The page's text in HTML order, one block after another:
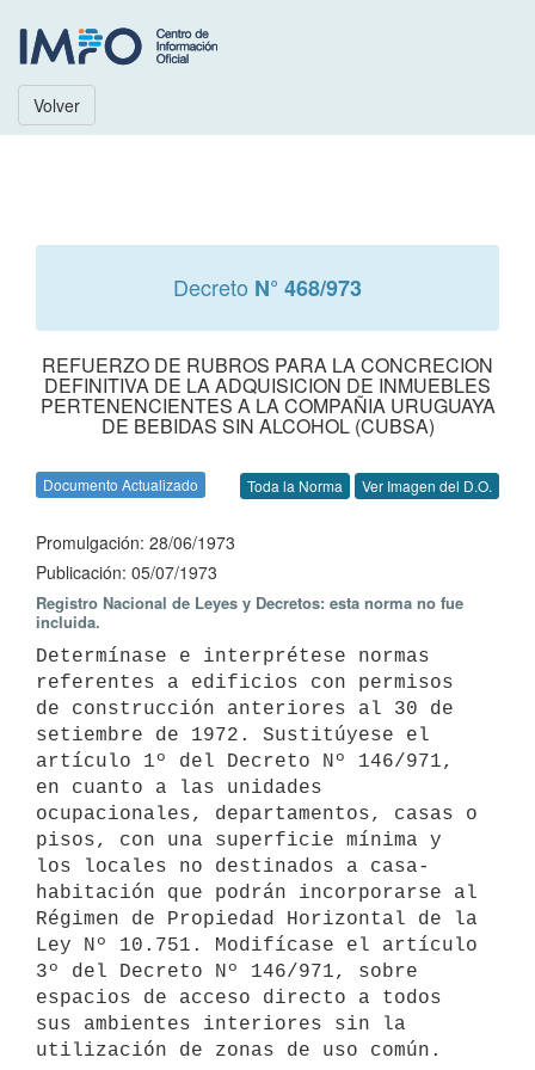
Volver
Decreto N° 468/973
REFUERZO DE RUBROS PARA LA CONCRECION
DEFINITIVA DE LA ADQUISICION DE INMUEBLES
PERTENENCIENTES A LA COMPAÑIA URUGUAYA
DE BEBIDAS SIN ALCOHOL (CUBSA)
Documento Actualizado Toda la Norma Ver Imagen del D.O.
Promulgación: 28/06/1973
Publicación: 05/07/1973
Registro Nacional de Leyes y Decretos: esta norma no fue
incluida.
Determínase e interprétese normas
referentes a edificios con permisos
de construcción anteriores al 30 de
setiembre de 1972. Sustitúyese el
artículo 1º del Decreto Nº 146/971,
en cuanto a las unidades
ocupacionales, departamentos, casas o
pisos, con una superficie mínima y
los locales no destinados a casa-
habitación que podrán incorporarse al
Régimen de Propiedad Horizontal de la
Ley Nº 10.751. Modifícase el artículo
3º del Decreto Nº 146/971, sobre
espacios de acceso directo a todos
sus ambientes interiores sin la
utilización de zonas de uso común.